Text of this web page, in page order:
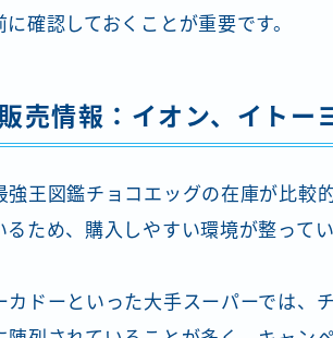
確認しておくことが重要です。
売情報：イオン、イトー
強王図鑑チョコエッグの在庫が比較
ため、購入しやすい環境が整ってい
カドーといった大手スーパーでは、